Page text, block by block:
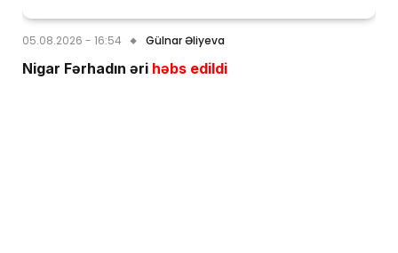
05.08.2026 - 16:54 Gülnar Əliyeva
Nigar Fərhadın əri həbs edildi